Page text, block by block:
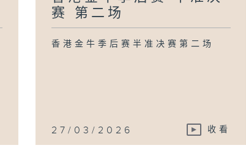
赛 第二场
香港金牛季后赛半准决赛第二场
27/03/2026 收看